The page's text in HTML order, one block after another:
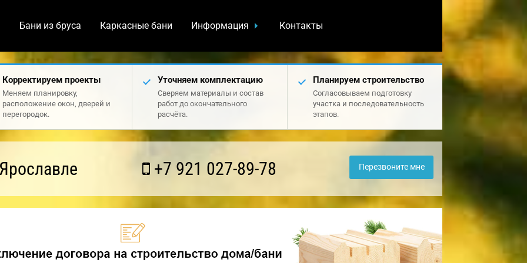
Бани из бруса Каркасные бани Информация Контакты
Корректируем проекты
Меняем планировку,
расположение окон, дверей и
перегородок.
Уточняем комплектацию
Сверяем материалы и состав
работ до окончательного
расчёта.
Планируем строительство
Согласовываем подготовку
участка и последовательность
этапов.
+7 921 027-89-78 Перезвоните мне